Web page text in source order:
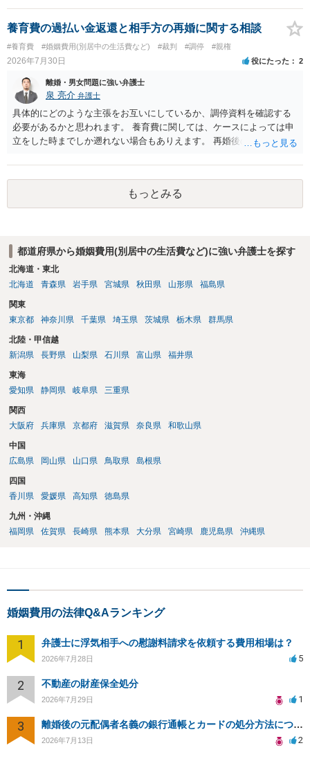
養育費の過払い金返還と相手方の再婚に関する相談
#養育費 #婚姻費用(別居中の生活費など) #裁判 #調停 #親権
2026年7月30日 役にたった 2
離婚・男女問題に強い弁護士
泉 亮介 弁護士
具体的にどのような主張をお互いにしているか、調停資料を確認する
必要があるかと思われます。 養育費に関しては、ケースによっては申
立をした時までしか遡れない場合もありえます。 再婚後の相手方の行
養育費に関するやりとり等があればそちらについても確認する必要が
あるでしょう。 公開相談の場での回答よりも個別に弁護士にご相談さ
れることをお勧めいたします。もっとみる
都道府県から婚姻費用(別居中の生活費など)に強い弁護士を探す
北海道・東北
北海道
青森県 岩手県 宮城県 秋田県 山形県 福島県
関東
東京都
神奈川県 千葉県 埼玉県 茨城県 栃木県 群馬県
北陸・甲信越
新潟県
長野県 山梨県 石川県 富山県 福井県
東海
愛知県
静岡県 岐阜県 三重県
関西
大阪府
兵庫県 京都府 滋賀県 奈良県 和歌山県
中国
広島県
岡山県 山口県 鳥取県 島根県
四国
香川県
愛媛県 高知県 徳島県
九州・沖縄
福岡県
佐賀県 長崎県 熊本県 大分県 宮崎県 鹿児島県 沖縄県
婚姻費用の法律Q&Aランキング
1 弁護士に浮気相手への慰謝料請求を依頼する費用相場は？
2026年7月28日 5
2 不動産の財産保全処分
2026年7月29日 1
3 離婚後の元配偶者名義の銀行通帳とカードの処分方法について
2026年7月13日 2